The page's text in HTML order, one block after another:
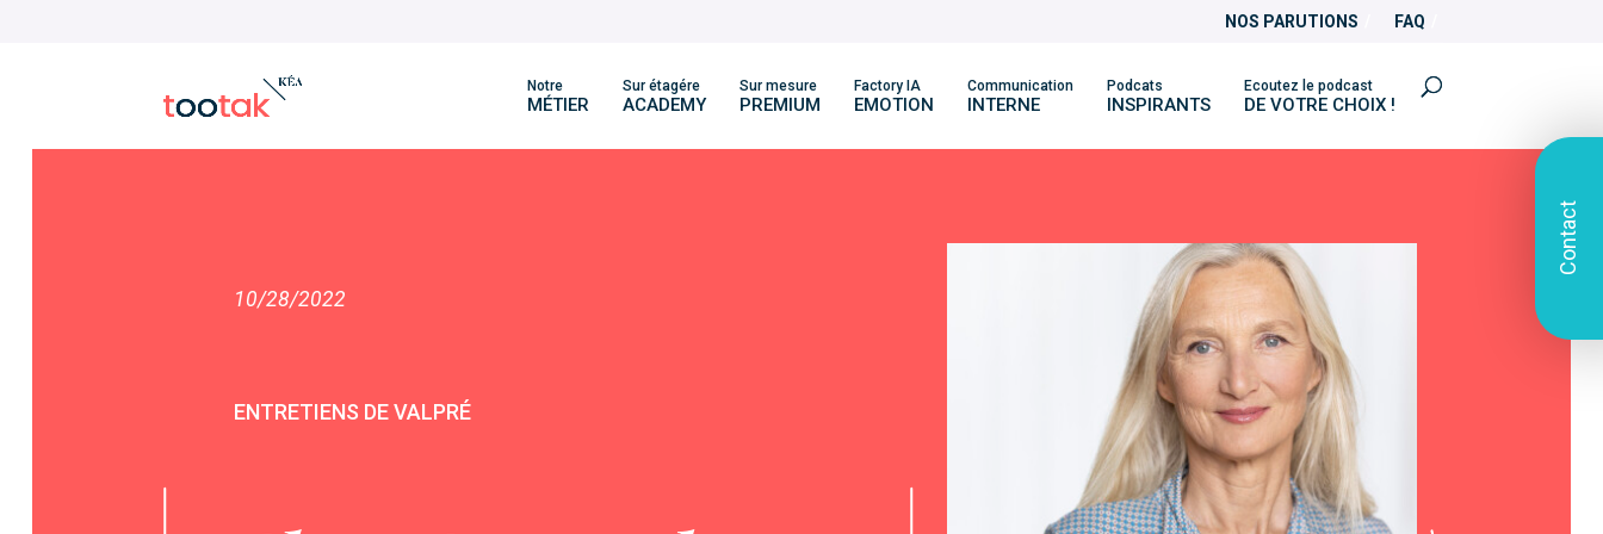
NOS PARUTIONS FAQ
Notre
MÉTIER
Sur étagére
ACADEMY
Sur mesure
PREMIUM
Factory IA
EMOTION
Communication
INTERNE
Podcats
INSPIRANTS
Ecoutez le podcast
DE VOTRE CHOIX !
10/28/2022
ENTRETIENS DE VALPRÉ
Contact